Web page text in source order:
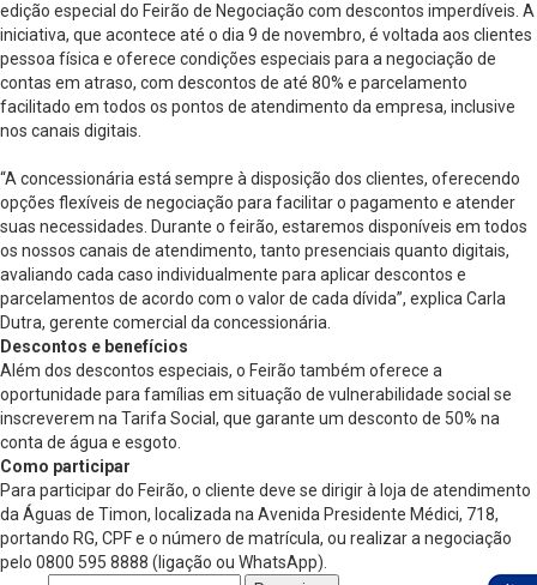
edição especial do Feirão de Negociação com descontos imperdíveis. A
iniciativa, que acontece até o dia 9 de novembro, é voltada aos clientes
pessoa física e oferece condições especiais para a negociação de
contas em atraso, com descontos de até 80% e parcelamento
facilitado em todos os pontos de atendimento da empresa, inclusive
nos canais digitais.
“A concessionária está sempre à disposição dos clientes, oferecendo
opções flexíveis de negociação para facilitar o pagamento e atender
suas necessidades. Durante o feirão, estaremos disponíveis em todos
os nossos canais de atendimento, tanto presenciais quanto digitais,
avaliando cada caso individualmente para aplicar descontos e
parcelamentos de acordo com o valor de cada dívida”, explica Carla
Dutra, gerente comercial da concessionária.
Descontos e benefícios
Além dos descontos especiais, o Feirão também oferece a
oportunidade para famílias em situação de vulnerabilidade social se
inscreverem na Tarifa Social, que garante um desconto de 50% na
conta de água e esgoto.
Como participar
Para participar do Feirão, o cliente deve se dirigir à loja de atendimento
da Águas de Timon, localizada na Avenida Presidente Médici, 718,
portando RG, CPF e o número de matrícula, ou realizar a negociação
pelo 0800 595 8888 (ligação ou WhatsApp).